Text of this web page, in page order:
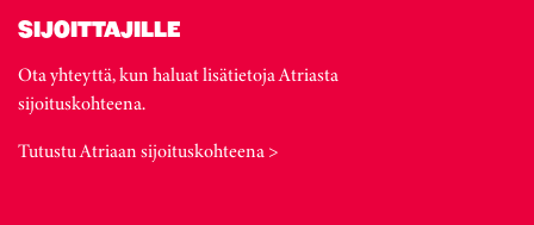
SIJOITTAJILLE
Ota yhteyttä, kun haluat lisätietoja Atriasta
sijoituskohteena.
Tutustu Atriaan sijoituskohteena >